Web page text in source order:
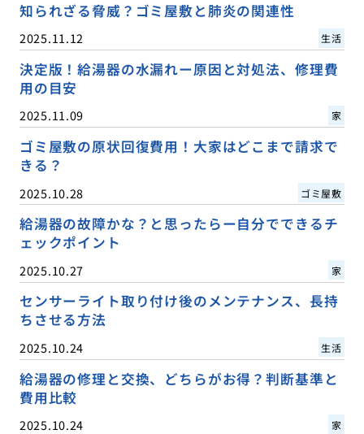
知られざる脅威？ゴミ屋敷と肺炎の関連性
2025.11.12 生活
決定版！給湯器の水漏れー原因と対処法、修理費
用の目安
2025.11.09 家
ゴミ屋敷の原状回復費用！大家はどこまで請求で
きる？
2025.10.28 ゴミ屋敷
給湯器の故障かな？と思ったらー自分でできるチ
ェックポイント
2025.10.27 家
センサーライト取り付け後のメンテナンス、長持
ちさせる方法
2025.10.24 生活
給湯器の修理と交換、どちらがお得？判断基準と
費用比較
2025.10.24 家